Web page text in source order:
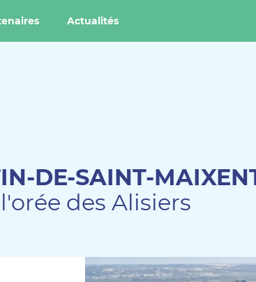
Actualités
DE-SAINT-
des Alisiers